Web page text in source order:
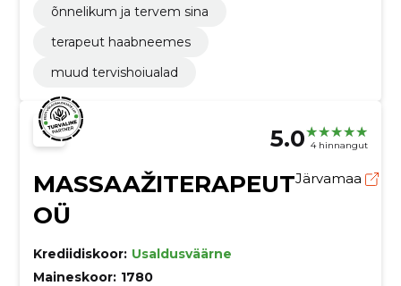
õnnelikum ja tervem sina
terapeut haabneemes
muud tervishoiualad
5.0 4 hinnangut
MASSAAŽITERAPEUT
OÜ
Järvamaa
Krediidiskoor: Usaldusväärne
Maineskoor: 1780